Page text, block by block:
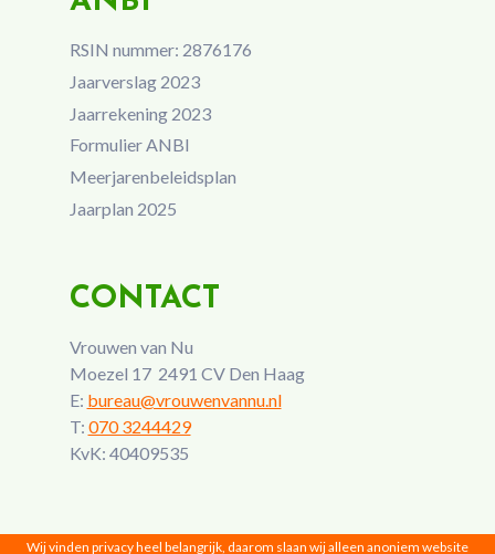
RSIN nummer: 2876176
Jaarverslag 2023
Jaarrekening 2023
Formulier ANBI
Meerjarenbeleidsplan
Jaarplan 2025
CONTACT
Vrouwen van Nu
Moezel 17 2491 CV Den Haag
E: bureau@vrouwenvannu.nl
T: 070 3244429
KvK: 40409535
Wij vinden privacy heel belangrijk, daarom slaan wij alleen anoniem website